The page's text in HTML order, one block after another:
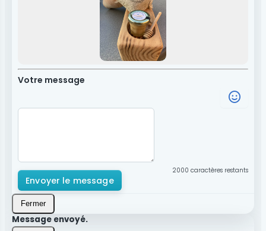
Votre message
2000 caractères restants
Envoyer le message
Fermer
Message envoyé.